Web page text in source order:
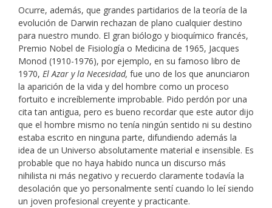
Ocurre, además, que grandes partidarios de la teoría de la
evolución de Darwin rechazan de plano cualquier destino
para nuestro mundo. El gran biólogo y bioquímico francés,
Premio Nobel de Fisiología o Medicina de 1965, Jacques
Monod (1910-1976), por ejemplo, en su famoso libro de
1970, El Azar y la Necesidad, fue uno de los que anunciaron
la aparición de la vida y del hombre como un proceso
fortuito e increíblemente improbable. Pido perdón por una
cita tan antigua, pero es bueno recordar que este autor dijo
que el hombre mismo no tenía ningún sentido ni su destino
estaba escrito en ninguna parte, difundiendo además la
idea de un Universo absolutamente material e insensible. Es
probable que no haya habido nunca un discurso más
nihilista ni más negativo y recuerdo claramente todavía la
desolación que yo personalmente sentí cuando lo leí siendo
un joven profesional creyente y practicante.